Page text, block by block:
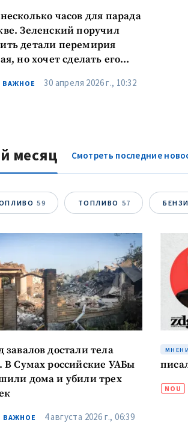
часов для парада
Зеленский поручил
детали перемирия
но хочет сделать его
ВАЖНОЕ 30 апреля 2026 г., 10:32
месяц Смотреть последние
59 ТОПЛИВО 57
завалов достали тела
В Сумах российские УАБы
дома и убили трех
ВАЖНОЕ 4 августа 2026 г., 06:39
NOU
+ Загрузить изображение